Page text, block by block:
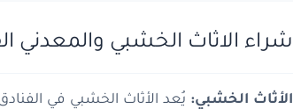
شراء الاثاث الخشبي والمعدني
الأثاث الخشبي: يُعد الأثاث الخشبي في